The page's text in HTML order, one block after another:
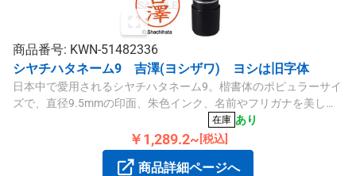
商品番号: KWN-51482336
シヤチハタネーム9 吉澤(ヨシザワ) ヨシは旧字体
日本中で愛用されるシヤチハタネーム9。楷書体のポピュラーサイ
ズで、直径9.5mmの印面、朱色インク、名前やフリガナを美しく
在庫 あり
￥1,289.2~[税込]
商品詳細ページへ